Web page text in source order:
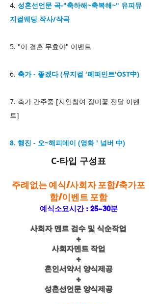
4. 성혼선언문 곡-"축하해~축복해~" 유피뮤
지컬웨딩 작사/작곡
5. "이 결혼 무효야" 이벤트
6. 축가 - 좋겠다 (뮤지컬 '페퍼민트'OST中)
7. 축가 간주중 [지인참여 장미꽃 전달 이벤
트]
8. 행진 - 오~해피데이 (영화 ' 넘버 中)
C-타입 구성표
주례없는 예식/사회자 포함/축가포
함/이벤트 포함
예식소요시간 : 25~30분
사회자 멘트 검수 및 식순작업
+
사회자멘트 작업
+
혼인서약서 양식제공
+
성혼선언문 양식제공